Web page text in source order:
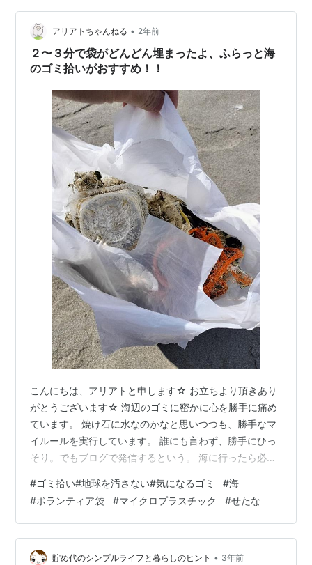
アリアトちゃんねる • 2年前
２〜３分で袋がどんどん埋まったよ、ふらっと海
のゴミ拾いがおすすめ！！
こんにちは、アリアトと申します☆ お立ちより頂きあり
がとうございます☆ 海辺のゴミに密かに心を勝手に痛め
ています。 焼け石に水なのかなと思いつつも、勝手なマ
イルールを実行しています。 誰にも言わず、勝手にひっ
そり。でもブログで発信するという。 海に行ったら必ず
#ゴミ拾い#地球を汚さない#気になるゴミ #海
#ボランティア袋 #マイクロプラスチック #せたな
貯め代のシンプルライフと暮らしのヒント • 3年前